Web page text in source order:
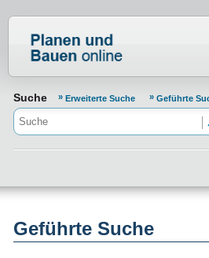
Suche Erweiterte Suche Geführte
Geführte Suche